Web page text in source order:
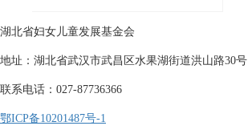
湖北省妇女儿童发展基金会
地址：湖北省武汉市武昌区水果湖街道洪山路30号
联系电话：027-87736366
鄂ICP备10201487号-1